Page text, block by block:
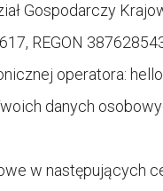
Gospodarczy
REGON
operatora:
danych
w następujących